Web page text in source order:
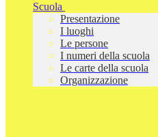
Scuola
Presentazione
I luoghi
Le persone
I numeri della scuola
Le carte della scuola
Organizzazione